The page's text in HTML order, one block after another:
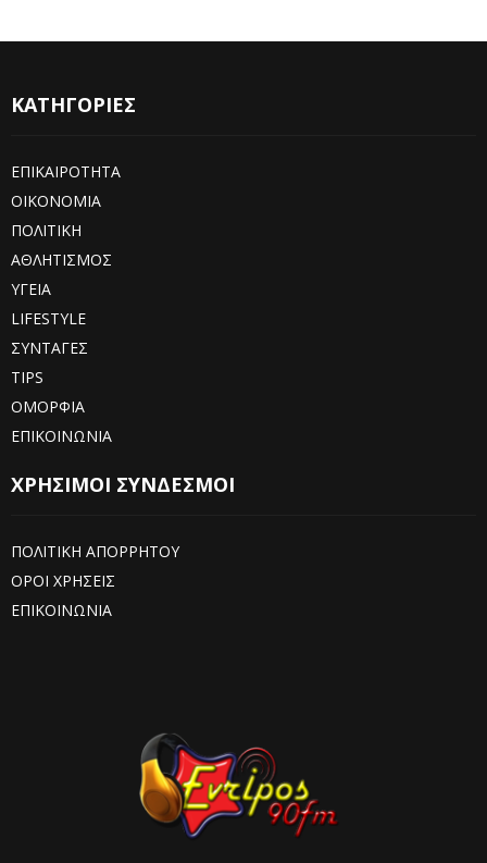
ΚΑΤΗΓΟΡΙΕΣ
ΕΠΙΚΑΙΡΟΤΗΤΑ
ΟΙΚΟΝΟΜΙΑ
ΠΟΛΙΤΙΚΗ
ΑΘΛΗΤΙΣΜΟΣ
ΥΓΕΙΑ
LIFESTYLE
ΣΥΝΤΑΓΕΣ
TIPS
ΟΜΟΡΦΙΑ
ΕΠΙΚΟΙΝΩΝΙΑ
ΧΡΗΣΙΜΟΙ ΣΥΝΔΕΣΜΟΙ
ΠΟΛΙΤΙΚΗ ΑΠΟΡΡΗΤΟΥ
ΟΡΟΙ ΧΡΗΣΕΙΣ
ΕΠΙΚΟΙΝΩΝΙΑ